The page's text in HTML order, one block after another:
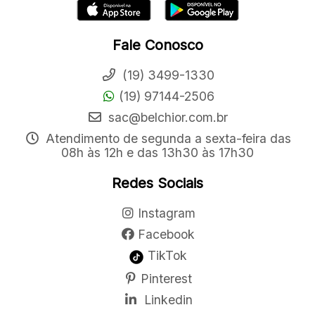
Fale Conosco
(19) 3499-1330
(19) 97144-2506
sac@belchior.com.br
Atendimento de segunda a sexta-feira das
08h às 12h e das 13h30 às 17h30
Redes Sociais
Instagram
Facebook
TikTok
Pinterest
Linkedin